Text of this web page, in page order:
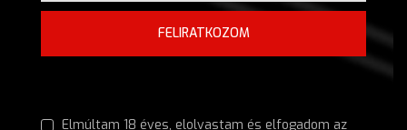
FELIRATKOZOM
Elmúltam 18 éves, elolvastam és elfogadom az